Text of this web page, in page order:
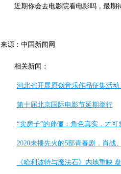
近期你会去电影院看电影吗，最期
来源：中国新闻网
相关新闻：
河北省开展原创音乐作品征集活
第十届北京国际电影节延期举行
“卖房子”的孙俪：角色真实，才可
2020未播先火的5部青春剧，肖战
《哈利波特与魔法石》内地重映